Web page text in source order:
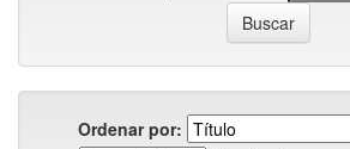
Ordenar por: